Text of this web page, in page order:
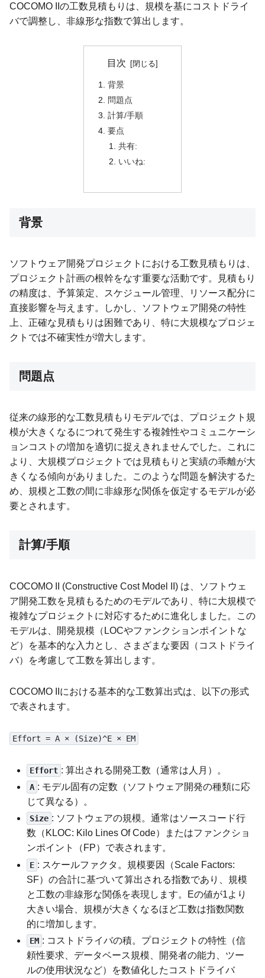
COCOMO IIの工数見積もりは、規模を基にコストドライ
バで調整し、非線形な指数で算出します。
目次
背景
問題点
計算/手順
要点
共有:
いいね:
背景
ソフトウェア開発プロジェクトにおける工数見積もりは、
プロジェクト計画の根幹をなす重要な活動です。見積もり
の精度は、予算策定、スケジュール管理、リソース配分に
直接影響を与えます。しかし、ソフトウェア開発の特性
上、正確な見積もりは困難であり、特に大規模なプロジェ
クトでは不確実性が増大します。
問題点
従来の線形的な工数見積もりモデルでは、プロジェクト規
模が大きくなるにつれて発生する複雑性やコミュニケーシ
ョンコストの増加を適切に捉えきれませんでした。これに
より、大規模プロジェクトでは見積もりと実績の乖離が大
きくなる傾向がありました。このような問題を解決するた
め、規模と工数の間に非線形な関係を仮定するモデルが必
要とされます。
計算/手順
COCOMO II (Constructive Cost Model II) は、ソフトウェ
ア開発工数を見積もるためのモデルであり、特に大規模で
複雑なプロジェクトに対応するために進化しました。この
モデルは、開発規模（LOCやファンクションポイントな
ど）を基本的な入力とし、さまざまな要因（コストドライ
バ）を考慮して工数を算出します。
COCOMO IIにおける基本的な工数算出式は、以下の形式
で表されます。
Effort = A × (Size)^E × EM
Effort : 算出される開発工数（通常は人月）。
A : モデル固有の定数（ソフトウェア開発の種類に応
じて異なる）。
Size : ソフトウェアの規模。通常はソースコード行
数（KLOC: Kilo Lines Of Code）またはファンクショ
ンポイント（FP）で表されます。
E : スケールファクタ。規模要因（Scale Factors:
SF）の合計に基づいて算出される指数であり、規模
と工数の非線形な関係を表現します。Eの値が1より
大きい場合、規模が大きくなるほど工数は指数関数
的に増加します。
EM : コストドライバの積。プロジェクトの特性（信
頼性要求、データベース規模、開発者の能力、ツー
ルの使用状況など）を数値化したコストドライバ